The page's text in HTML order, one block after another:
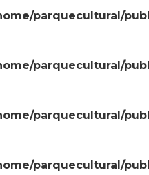
parquecultural/
parquecultural/
parquecultural/
parquecultural/